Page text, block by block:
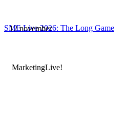
SME Live 2026: The Long Game
12 november
MarketingLive!